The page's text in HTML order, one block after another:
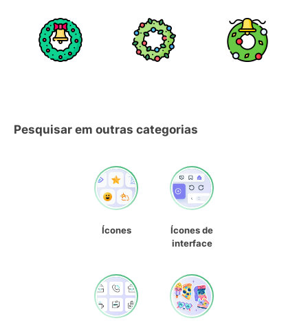
Pesquisar em outras categorias
Ícones
Ícones de
interface